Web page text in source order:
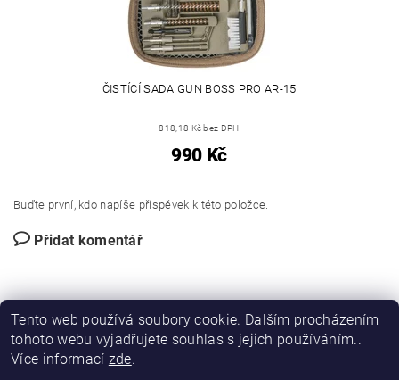
ČISTÍCÍ SADA GUN BOSS PRO AR-15
818,18 Kč bez DPH
990 Kč
Buďte první, kdo napíše příspěvek k této položce.
Přidat komentář
DIRECT FORCE | JANÍSKOVÁ&LATA
Tento web používá soubory cookie. Dalším procházením
tohoto webu vyjadřujete souhlas s jejich používáním..
Více informací zde.